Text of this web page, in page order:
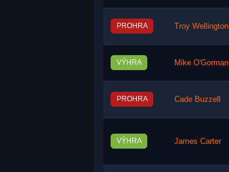
PROHRA Troy Wellington
VÝHRA Mike O'Gorman
PROHRA Cade Buzzell
VÝHRA James Carter